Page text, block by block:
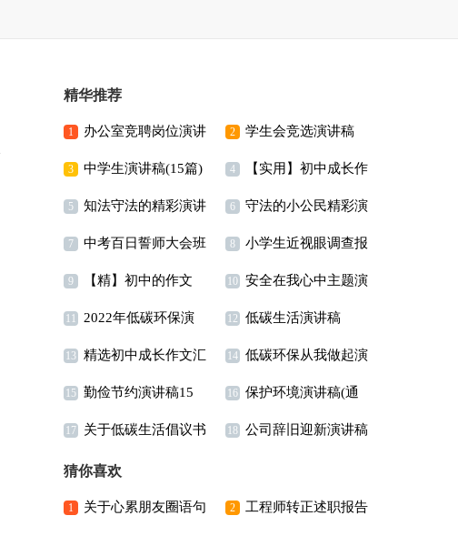
精华推荐
1 办公室竞聘岗位演讲
稿
2 学生会竞选演讲稿
(汇编15篇)
3 中学生演讲稿(15篇) 4 【实用】初中成长作
文汇编六篇
5 知法守法的精彩演讲
稿
6 守法的小公民精彩演
讲稿15篇
7 中考百日誓师大会班
主任演讲稿
8 小学生近视眼调查报
告
9 【精】初中的作文 10 安全在我心中主题演
讲稿15篇
11 2022年低碳环保演
讲稿
12 低碳生活演讲稿
13 精选初中成长作文汇
编五篇
14 低碳环保从我做起演
讲稿
15 勤俭节约演讲稿15
篇
16 保护环境演讲稿(通
用15篇)
17 关于低碳生活倡议书 18 公司辞旧迎新演讲稿
猜你喜欢
1 关于心累朋友圈语句 2 工程师转正述职报告